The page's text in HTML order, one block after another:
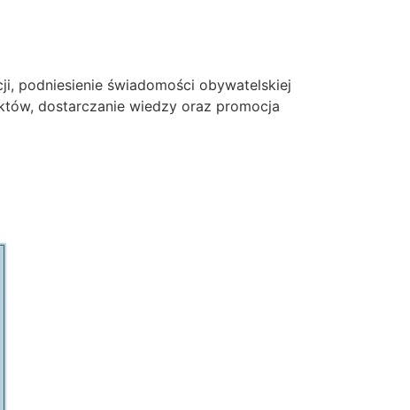
podniesienie świadomości obywatelskiej
dostarczanie wiedzy oraz promocja